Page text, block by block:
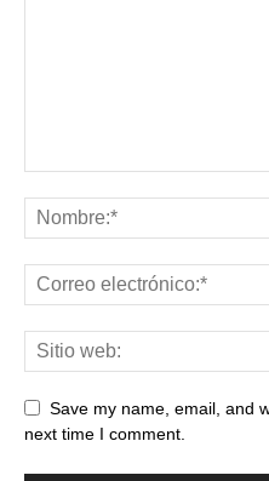
Save my name, email, and
next time I comment.